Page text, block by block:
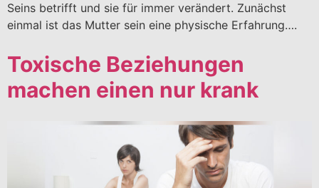
Seins betrifft und sie für immer verändert. Zunächst
einmal ist das Mutter sein eine physische Erfahrung….
Toxische Beziehungen
machen einen nur krank